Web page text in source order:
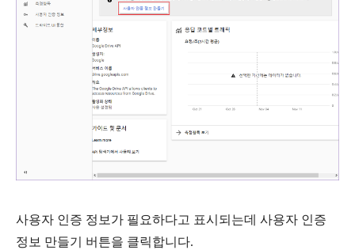
사용자 인증 정보가 필요하다고 표시되는데 사용자 인증
정보 만들기
버튼을 클릭합니다.